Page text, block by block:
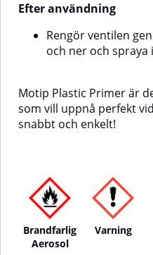
Efter användning
Rengör ventilen
och ner och spraya
Motip Plastic Primer är
som vill uppnå perfekt
snabbt och enkelt!
Brandfarlig
Aerosol
Varning